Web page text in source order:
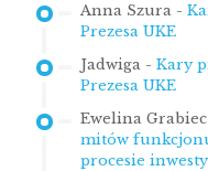
Anna Szura -
Prezesa UKE
Jadwiga - Kary
Prezesa UKE
Ewelina Grabiec
mitów
procesie